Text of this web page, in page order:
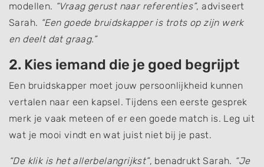
modellen. “Vraag gerust naar referenties”, adviseert
Sarah. “Een goede bruidskapper is trots op zijn werk
en deelt dat graag.”
2. Kies iemand die je goed begrijpt
Een bruidskapper moet jouw persoonlijkheid kunnen
vertalen naar een kapsel. Tijdens een eerste gesprek
merk je vaak meteen of er een goede match is. Leg uit
wat je mooi vindt en wat juist niet bij je past.
“De klik is het allerbelangrijkst”, benadrukt Sarah. “Je